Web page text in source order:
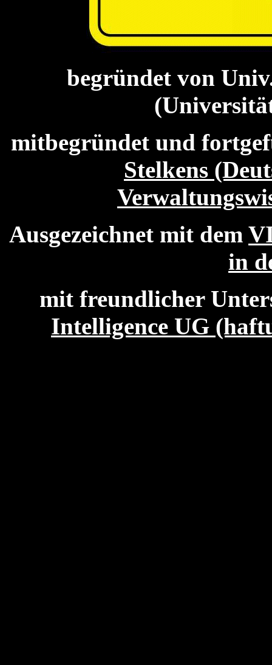
begründet von
mitbegründet und
Stelkens
Ausgezeichnet mit dem
in
mit freundlicher
Intelligence UG